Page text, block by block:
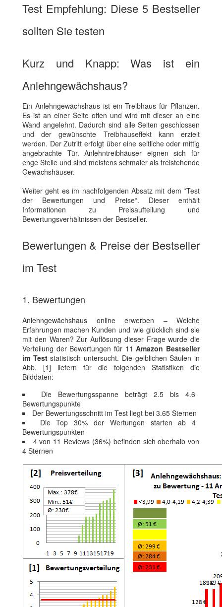
Test Empfehlung: Diese 5 Bestseller
sollten Sie testen
Kurz und Knapp: Was ist ein
Anlehngewächshaus?
Ein Anlehngewächshaus ist ein Treibhaus für Pflanzen.
Es ist an einer Seite offen und wird mit dieser an eine
Wand angelehnt. Dadurch sind alle Seiten geschlossen
und der gewünschte Treibhauseffekt kann erzielt
werden. Der Zutritt erfolgt über eine seitliche oder mittig
angebrachte Tür. Anlehntreibhäuser eignen sich für
enge Stelle und sind meistens schmaler als freistehende
Gewächshäuser.
Weiter geht es im nachfolgenden Absatz mit dem *Test
der Bewertungen und Preise*. Dieser enthält
Informationen zu Preisaufteilung und
Bewertungsverhältnissen der Bestseller.
Bewertungen & Preise der Bestseller
im Test
1. Bewertungen
Anlehngewächshaus online erwerben – Welche
Erfahrungen machen Kunden und wie glücklich sind sie
mit den Waren? Zur Auflösung dieser Frage wurde die
Verteilung der Bewertungen für 11Amazon Bestseller
im Teststatistisch untersucht. Die gelblichen Säulen in
Abb. [1] liefern für die folgenden Statistiken die
Bilddaten:
Die Bewertungsspanne beträgt 2.5 bis 4.6
Bewertungspunkte
Der Bewertungsschnitt im Test liegt bei 3.65 Sternen
Die Top 30% der Wertungen starten ab 4
Bewertungspunkten
4 von 11 Reviews (36%) befinden sich oberhalb von
4 Sternen